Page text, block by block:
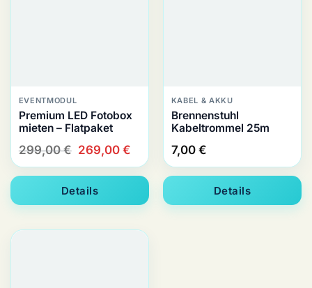
EVENTMODUL
Premium LED Fotobox
mieten – Flatpaket
299,00€ Ursprünglicher
Preis
war:
299,00 €
269,00 €Aktueller
Preis
ist:
Details
KABEL & AKKU
Brennenstuhl
Kabeltrommel 25m
7,00 €
Details